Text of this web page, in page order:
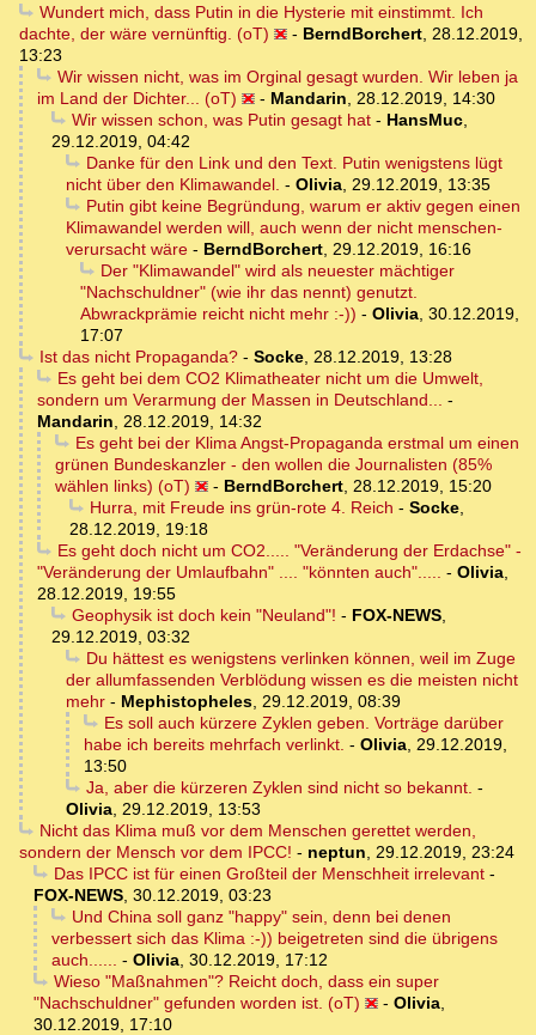
Wundert mich, dass Putin in die Hysterie mit einstimmt. Ich
dachte, der wäre vernünftig. (oT)
- BerndBorchert 28.12.2019,
13:23
Wir wissen nicht, was im Orginal gesagt wurden. Wir leben ja
im Land der Dichter... (oT)
- Mandarin
28.12.2019, 14:30
Wir wissen schon, was Putin gesagt hat- HansMuc,
29.12.2019, 04:42
Danke für den Link und den Text. Putin wenigstens lügt
nicht über den Klimawandel. - Olivia 29.12.2019, 13:35
Putin gibt keine Begründung, warum er aktiv gegen einen
Klimawandel werden will, auch wenn der nicht menschen-
verursacht wäre - BerndBorchert 29.12.2019, 16:16
Der "Klimawandel" wird als neuester mächtiger
"Nachschuldner" (wie ihr das nennt) genutzt.
Abwrackprämie reicht nicht mehr :-)) - Olivia 30.12.2019,
17:07
Ist das nicht Propaganda?- Socke, 28.12.2019, 13:28
Es geht bei dem CO2 Klimatheater nicht um die Umwelt,
sondern um Verarmung der Massen in Deutschland...
-
Mandarin
28.12.2019, 14:32
Es geht bei der Klima Angst-Propaganda erstmal um einen
grünen Bundeskanzler - den wollen die Journalisten (85%
wählen links) (oT)
- BerndBorchert 28.12.2019, 15:20
Hurra, mit Freude ins grün-rote 4. Reich - Socke,
28.12.2019, 19:18
Es geht doch nicht um CO2..... "Veränderung der Erdachse" -
"Veränderung der Umlaufbahn" .... "könnten auch".....
- Olivia
28.12.2019, 19:55
Geophysik ist doch kein "Neuland"! - FOX-NEWS,
29.12.2019, 03:32
Du hättest es wenigstens verlinken können, weil im Zuge
der allumfassenden Verblödung wissen es die meisten nicht
mehr - Mephistopheles 29.12.2019, 08:39
Es soll auch kürzere Zyklen geben. Vorträge darüber
habe ich bereits mehrfach verlinkt. - Olivia 29.12.2019,
13:50
Ja, aber die kürzeren Zyklen sind nicht so bekannt. -
Olivia 29.12.2019, 13:53
Nicht das Klima muß vor dem Menschen gerettet werden,
sondern der Mensch vor dem IPCC! - neptun
29.12.2019, 23:24
Das IPCC ist für einen Großteil der Menschheit irrelevant-
FOX-NEWS 30.12.2019, 03:23
Und China soll ganz "happy" sein, denn bei denen
verbessert sich das Klima :-)) beigetreten sind die übrigens
auch......
- Olivia 30.12.2019, 17:12
Wieso "Maßnahmen"? Reicht doch, dass ein super
"Nachschuldner" gefunden worden ist. (oT)
- Olivia
30.12.2019, 17:10